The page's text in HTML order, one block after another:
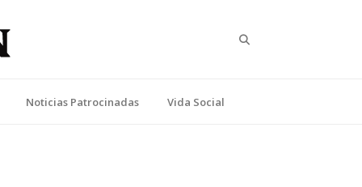
Noticias Patrocinadas Vida Social